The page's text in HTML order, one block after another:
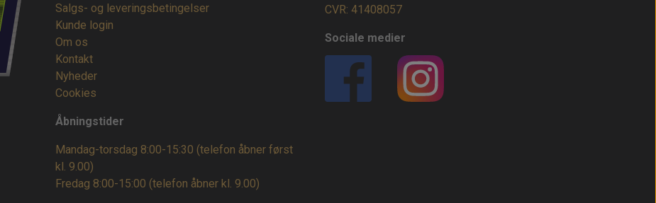
Salgs- og leveringsbetingelser
Kunde login
Om os
Kontakt
Nyheder
Cookies
Åbningstider
Mandag-torsdag 8:00-15:30 (telefon åbner først
kl. 9.00)
Fredag 8:00-15:00 (telefon åbner kl. 9.00)
CVR: 41408057
Sociale medier